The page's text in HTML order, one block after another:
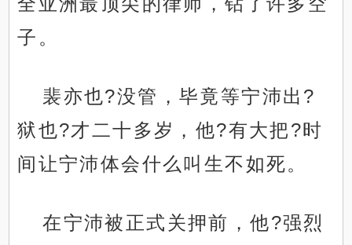
子。
裴亦也?没管，毕竟等宁沛出?
狱也?才二十多岁，他?有大把?时
间让宁沛体会什么叫生不如死。
在宁沛被正式关押前，他?强烈